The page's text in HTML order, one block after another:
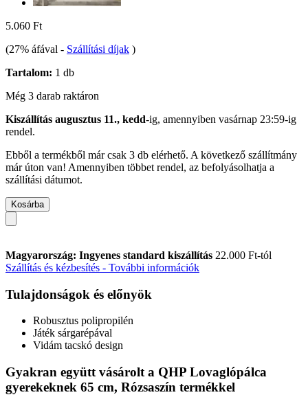
5.060 Ft
(27% áfával - Szállítási díjak )
Tartalom: 1 db
Még 3 darab raktáron
Kiszállítás augusztus 11., kedd-ig, amennyiben vasárnap 23:59-ig
rendel.
Ebből a termékből már csak 3 db elérhető. A következő szállítmány
már úton van! Amennyiben többet rendel, az befolyásolhatja a
szállítási dátumot.
Kosárba
Magyarország: Ingyenes standard kiszállítás 22.000 Ft-tól
Szállítás és kézbesítés - További információk
Tulajdonságok és előnyök
Robusztus polipropilén
Játék sárgarépával
Vidám tacskó design
Gyakran együtt vásárolt a QHP Lovaglópálca
gyerekeknek 65 cm, Rózsaszín termékkel